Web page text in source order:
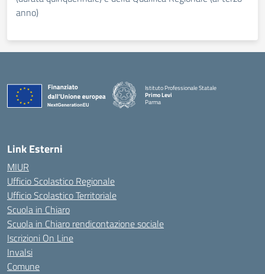
anno)
Istituto Professionale Statale
Primo Levi
Parma
Link Esterni
MIUR
Ufficio Scolastico Regionale
Ufficio Scolastico Territoriale
Scuola in Chiaro
Scuola in Chiaro rendicontazione sociale
Iscrizioni On Line
Invalsi
Comune